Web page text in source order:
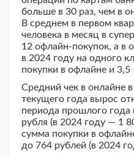
больше в 30 раз, чем в
В среднем в первом
человека в месяц в
12 офлайн-покупок, а в
в 2024 году на одного
покупки в офлайне и 3,5
Средний чек в онлайне
текущего года вырос
периода прошлого года
рубля (в 2024 году — 1
сумма покупки в
до 764 рублей (в 2024